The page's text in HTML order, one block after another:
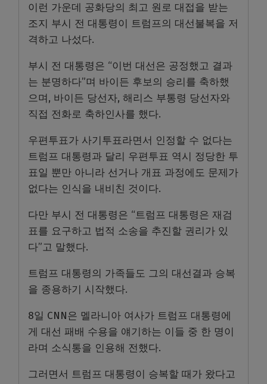
이런 가운데 공화당의 최고 원로 대접을 받는
조지 부시 전 대통령이 트럼프의 대선불복을 저
격하고 나섰다.
부시 전 대통령은 “이번 대선은 공정했고 결과
는 분명하다”며 바이든 후보의 승리를 축하했
으며, 바이든 당선자, 해리스 부통령 당선자와
직접 전화로 축하인사를 했다.
우편투표가 사기투표라면서 인정할 수 없다는
트럼프 대통령과 달리 우편투표 역시 정당한 투
표일 뿐만 아니라 선거나 개표 과정에도 문제가
없다는 인식을 내비친 것이다.
다만 부시 전 대통령은 “트럼프 대통령은 재검
표를 요구하고 법적 소송을 추진할 권리가 있
다”고 말했다.
트럼프 대통령의 가족들도 그의 대선결과 승복
을 종용하기 시작했다.
8일 CNN은 멜라니아 여사가 트럼프 대통령에
게 대선 패배 수용을 얘기하는 이들 중 한 명이
라며 소식통을 인용해 전했다.
그러면서 트럼프 대통령이 승복할 때가 왔다고